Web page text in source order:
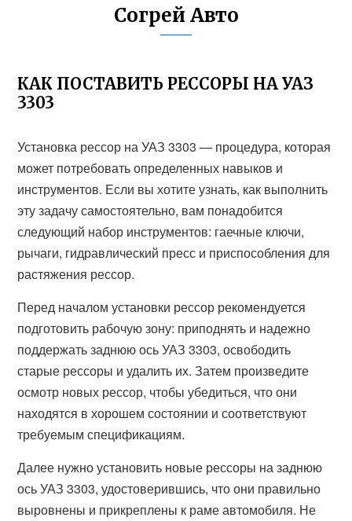
Согрей Авто
КАК ПОСТАВИТЬ РЕССОРЫ НА УАЗ
3303
Установка рессор на УАЗ 3303 — процедура, которая
может потребовать определенных навыков и
инструментов. Если вы хотите узнать, как выполнить
эту задачу самостоятельно, вам понадобится
следующий набор инструментов: гаечные ключи,
рычаги, гидравлический пресс и приспособления для
растяжения рессор.
Перед началом установки рессор рекомендуется
подготовить рабочую зону: приподнять и надежно
поддержать заднюю ось УАЗ 3303, освободить
старые рессоры и удалить их. Затем произведите
осмотр новых рессор, чтобы убедиться, что они
находятся в хорошем состоянии и соответствуют
требуемым спецификациям.
Далее нужно установить новые рессоры на заднюю
ось УАЗ 3303, удостоверившись, что они правильно
выровнены и прикреплены к раме автомобиля. Не